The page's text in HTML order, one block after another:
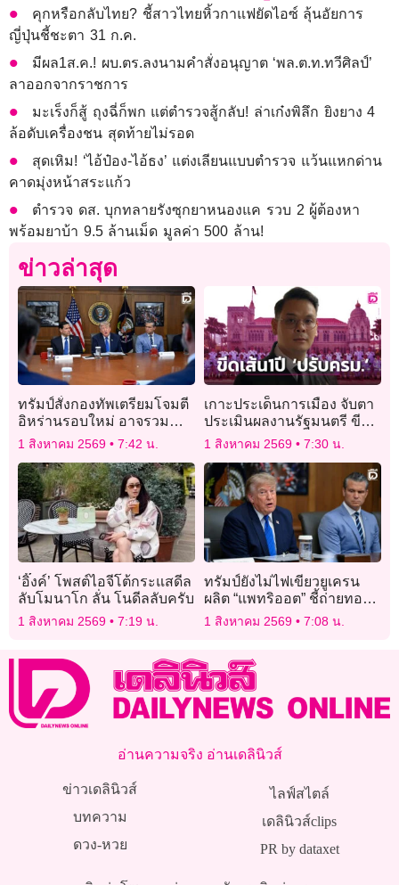
คุกหรือกลับไทย? ชี้สาวไทยหิ้วกาแฟยัดไอซ์ ลุ้นอัยการ
ญี่ปุ่นชี้ชะตา 31 ก.ค.
มีผล1ส.ค.! ผบ.ตร.ลงนามคำสั่งอนุญาต ‘พล.ต.ท.ทวีศิลป์’
ลาออกจากราชการ
มะเร็งก็สู้ ถุงฉี่ก็พก แต่ตำรวจสู้กลับ! ล่าเก๋งพิลึก ยิงยาง 4
ล้อดับเครื่องชน สุดท้ายไม่รอด
สุดเหิม! ‘ไอ้ป๋อง-ไอ้ธง’ แต่งเลียนแบบตำรวจ แว้นแหกด่าน
คาดมุ่งหน้าสระแก้ว
ตำรวจ ดส. บุกทลายรังซุกยาหนองแค รวบ 2 ผู้ต้องหา
พร้อมยาบ้า 9.5 ล้านเม็ด มูลค่า 500 ล้าน!
ข่าวล่าสุด
ทรัมป์สั่งกองทัพเตรียมโจมตี
อิหร่านรอบใหม่ อาจรวม
โครงสร้างพลังงานด้วย
1 สิงหาคม 2569 7:42 น.
เกาะประเด็นการเมือง จับตา
ประเมินผลงานรัฐมนตรี ขีด
เส้น 1 ปี ‘ปรับครม.’
1 สิงหาคม 2569 7:30 น.
‘อิ๊งค์’ โพสต์ไอจีโต้กระแสดีล
ลับโมนาโก ลั่น โนดีลลับครับ
1 สิงหาคม 2569 7:19 น.
ทรัมป์ยังไม่ไฟเขียวยูเครน
ผลิต “แพทริออต” ชี้ถ่ายทอด
เทคโนโลยีอาวุธต้อง
1 สิงหาคม 2569 7:08 น.
อ่านความจริง อ่านเดลินิวส์
ข่าวเดลินิวส์
บทความ
ดวง-หวย
ไลฟ์สไตล์
เดลินิวส์clips
PR by dataxet